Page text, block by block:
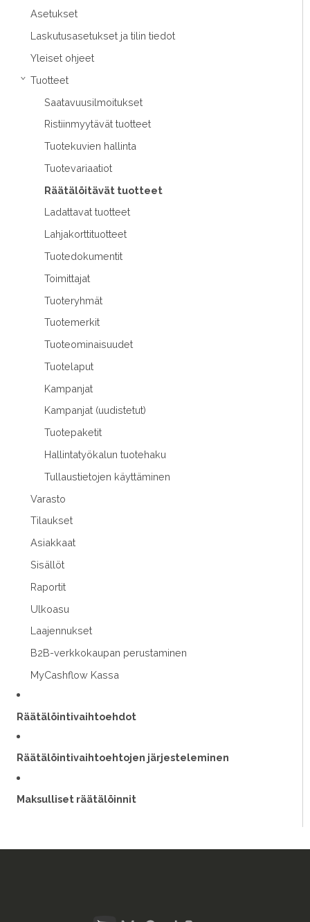
Asetukset
Laskutusasetukset ja tilin tiedot
Yleiset ohjeet
› Tuotteet
Saatavuusilmoitukset
Ristiinmyytävät tuotteet
Tuotekuvien hallinta
Tuotevariaatiot
Räätälöitävät tuotteet
Ladattavat tuotteet
Lahjakorttituotteet
Tuotedokumentit
Toimittajat
Tuoteryhmät
Tuotemerkit
Tuoteominaisuudet
Tuotelaput
Kampanjat
Kampanjat (uudistetut)
Tuotepaketit
Hallintatyökalun tuotehaku
Tullaustietojen käyttäminen
Varasto
Tilaukset
Asiakkaat
Sisällöt
Raportit
Ulkoasu
Laajennukset
B2B-verkkokaupan perustaminen
MyCashflow Kassa
Räätälöintivaihtoehdot
Räätälöintivaihtoehtojen järjesteleminen
Maksulliset räätälöinnit